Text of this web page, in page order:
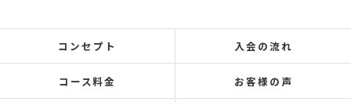
コンセプト 入会の流れ
コース料金 お客様の声